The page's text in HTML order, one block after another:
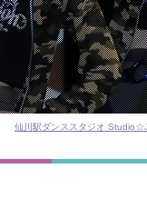
仙川駅ダンススタジオ